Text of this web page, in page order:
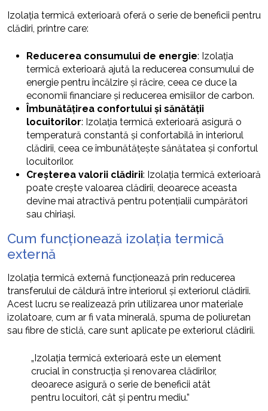
Izolația termică exterioară oferă o serie de beneficii pentru
clădiri, printre care:
Reducerea consumului de energie: Izolația
termică exterioară ajută la reducerea consumului de
energie pentru încălzire și răcire, ceea ce duce la
economii financiare și reducerea emisiilor de carbon.
Îmbunătățirea confortului și sănătății
locuitorilor: Izolația termică exterioară asigură o
temperatură constantă și confortabilă în interiorul
clădirii, ceea ce îmbunătățește sănătatea și confortul
locuitorilor.
Creșterea valorii clădirii: Izolația termică exterioară
poate crește valoarea clădirii, deoarece aceasta
devine mai atractivă pentru potențialii cumpărători
sau chiriași.
Cum funcționează izolația termică
externă
Izolația termică externă funcționează prin reducerea
transferului de căldură între interiorul și exteriorul clădirii.
Acest lucru se realizează prin utilizarea unor materiale
izolatoare, cum ar fi vata minerală, spuma de poliuretan
sau fibre de sticlă, care sunt aplicate pe exteriorul clădirii.
„Izolația termică exterioară este un element
crucial în construcția și renovarea clădirilor,
deoarece asigură o serie de beneficii atât
pentru locuitori, cât și pentru mediu.”